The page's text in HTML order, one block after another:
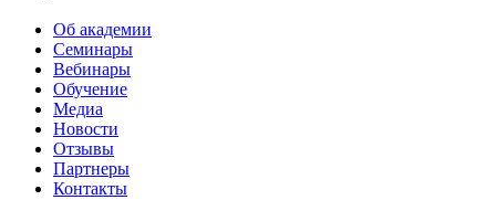
Об академии
Семинары
Вебинары
Обучение
Медиа
Новости
Отзывы
Партнеры
Контакты